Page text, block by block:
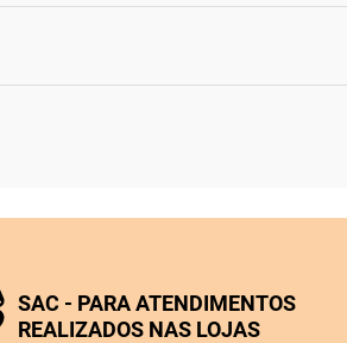
SAC - PARA ATENDIMENTOS
REALIZADOS NAS LOJAS